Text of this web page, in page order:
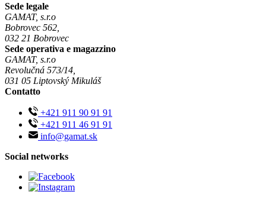
Sede legale
GAMAT, s.r.o
Bobrovec 562,
032 21 Bobrovec
Sede operativa e magazzino
GAMAT, s.r.o
Revolučná 573/14,
031 05 Liptovský Mikuláš
Contatto
+421 911 90 91 91
+421 911 46 91 91
info@gamat.sk
Social networks